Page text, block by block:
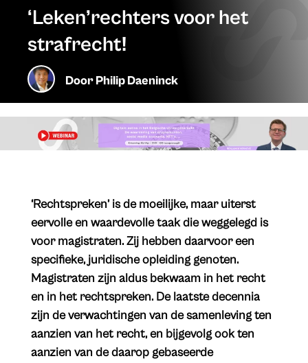
‘Leken’rechters voor het
strafrecht!
DoorPhilip Daeninck
​‘Rechtspreken’ is de moeilijke, maar uiterst
eervolle en waardevolle taak die weggelegd is
voor magistraten. Zij hebben daarvoor een
specifieke, juridische opleiding genoten.
Magistraten zijn aldus bekwaam in het recht
en in het rechtspreken. De laatste decennia
zijn de verwachtingen van de samenleving ten
aanzien van het recht, en bijgevolg ook ten
aanzien van de daarop gebaseerde